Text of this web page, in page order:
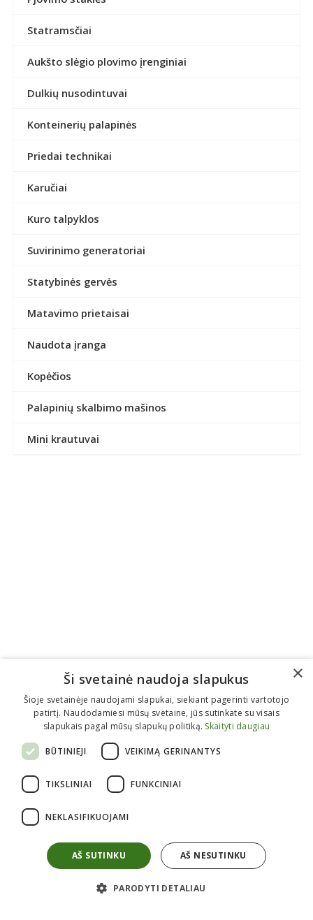
Statramsčiai
Aukšto slėgio plovimo įrenginiai
Dulkių nusodintuvai
Konteinerių palapinės
Priedai technikai
Karučiai
Kuro talpyklos
Suvirinimo generatoriai
Statybinės gervės
Matavimo prietaisai
Naudota įranga
Kopėčios
Palapinių skalbimo mašinos
Mini krautuvai
Informacija perkantiems
Apmokėjimas
Grąžinimas
Garantijos
Taisyklės
Privatumo politika
Apie mus
×
Ši svetainė naudoja slapukus
Šioje svetainėje naudojami slapukai, siekiant pagerinti vartotojo
patirtį. Naudodamiesi mūsų svetaine, jūs sutinkate su visais
slapukais pagal mūsų slapukų politiką. Skaityti daugiau
BŪTINIEJI VEIKIMĄ GERINANTYS
TIKSLINIAI FUNKCINIAI
NEKLASIFIKUOJAMI
AŠ SUTINKU AŠ NESUTINKU
PARODYTI DETALIAU